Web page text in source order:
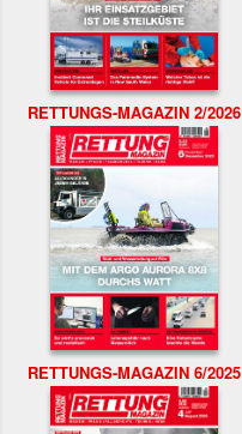
RETTUNGS-MAGAZIN 2/2026
RETTUNGS-MAGAZIN 6/2025